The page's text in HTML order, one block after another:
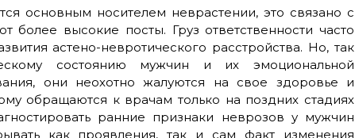
основным носителем неврастении, это связано с
высокие посты. Груз ответственности часто
астено-невротического расстройства. Но, так
состоянию мужчин и их эмоциональной
они неохотно жалуются на свое здоровье и
обращаются к врачам только на поздних стадиях
ранние признаки неврозов у мужчин
как проявления, так и сам факт изменения